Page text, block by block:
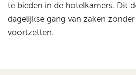
te bieden in de hotelkamers. Dit
dagelijkse gang van zaken
voortzetten.